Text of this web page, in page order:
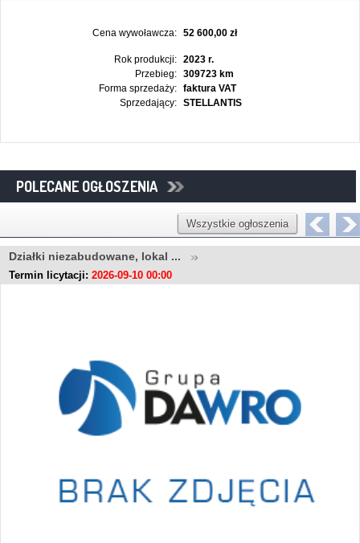
Cena wywoławcza: 52 600,00 zł
Rok produkcji:
2023 r.
Przebieg:
309723 km
Forma sprzedaży:
faktura VAT
Sprzedający:
STELLANTIS
POLECANE OGŁOSZENIA
Wszystkie ogłoszenia
Działki niezabudowane, lokal ...
Termin licytacji: 2026-09-10 00:00